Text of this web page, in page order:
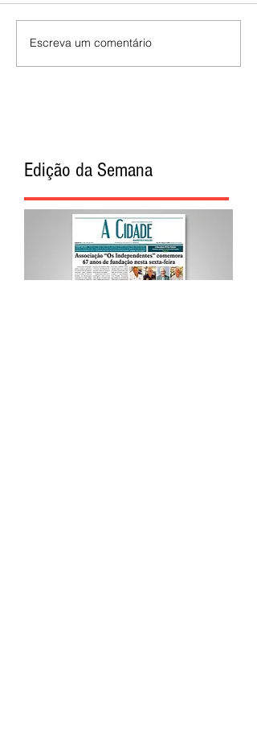
Escreva um comentário
Edição da Semana